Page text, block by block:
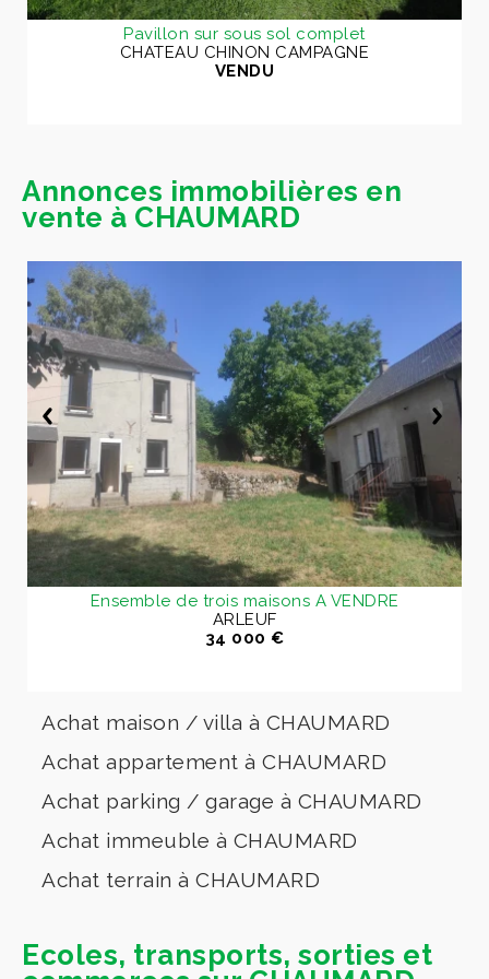
Pavillon sur sous sol complet
CHATEAU CHINON CAMPAGNE
VENDU
Annonces immobilières en
vente à CHAUMARD
Ensemble de trois maisons A VENDRE
ARLEUF
34 000 €
Achat maison / villa à CHAUMARD
Achat appartement à CHAUMARD
Achat parking / garage à CHAUMARD
Achat immeuble à CHAUMARD
Achat terrain à CHAUMARD
Ecoles, transports, sorties et